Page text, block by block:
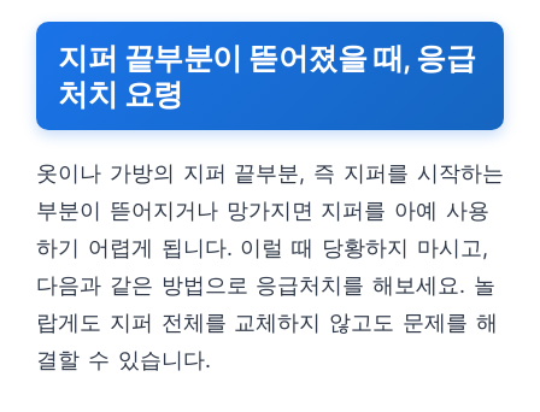
지퍼 끝부분이 뜯어졌을 때, 응급
처치 요령
옷이나 가방의 지퍼 끝부분, 즉 지퍼를 시작하는
부분이 뜯어지거나 망가지면 지퍼를 아예 사용
하기 어렵게 됩니다. 이럴 때 당황하지 마시고,
다음과 같은 방법으로 응급처치를 해보세요. 놀
랍게도 지퍼 전체를 교체하지 않고도 문제를 해
결할 수 있습니다.